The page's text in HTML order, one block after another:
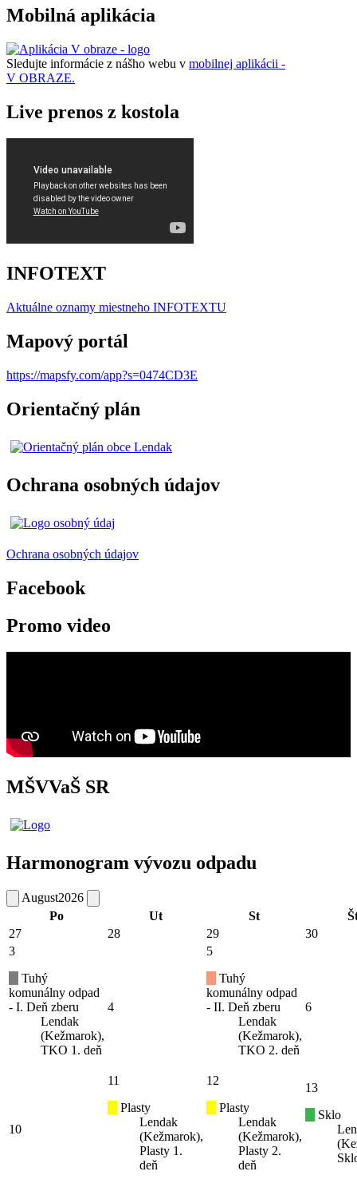
Mobilná aplikácia
Sledujte informácie z nášho webu v mobilnej aplikácii -
V OBRAZE.
Live prenos z kostola
INFOTEXT
Aktuálne oznamy miestneho INFOTEXTU
Mapový portál
https://mapsfy.com/app?s=0474CD3E
Orientačný plán
Ochrana osobných údajov
Ochrana osobných údajov
Facebook
Promo video
MŠVVaŠ SR
Harmonogram vývozu odpadu
August2026
Po
Ut St
27
28 29
30
3
Tuhý
komunálny odpad
- I. Deň zberu
Lendak
(Kežmarok),
TKO 1. deň
4
5
Tuhý
komunálny odpad
- II. Deň zberu
Lendak
(Kežmarok),
TKO 2. deň
6
10
11
Plasty
Lendak
(Kežmarok),
Plasty 1.
deň
12
Plasty
Lendak
(Kežmarok),
Plasty 2.
deň
13
Sklo